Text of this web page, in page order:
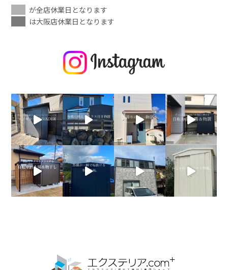
が全店休業日となります
は大阪店休業日となります